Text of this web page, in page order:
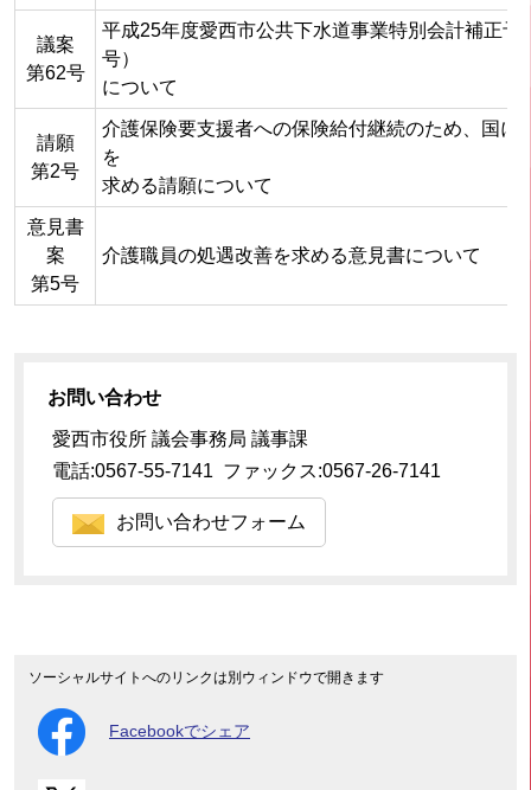
議案
第62号
平成25年度愛西市公共下水道事業特別会計補正予
号）
について
請願
第2号
介護保険要支援者への保険給付継続のため、国に
を
求める請願について
意見書
案
第5号
介護職員の処遇改善を求める意見書について
お問い合わせ
愛西市役所 議会事務局 議事課
電話:0567-55-7141 ファックス:0567-26-7141
お問い合わせフォーム
ソーシャルサイトへのリンクは別ウィンドウで開きます
Facebookでシェア